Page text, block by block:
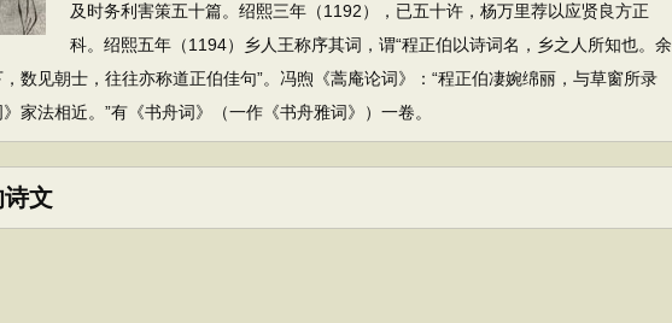
及时务利害策五十篇。绍熙三年（1192），已五十许，杨万里荐以应贤良方正
科。绍熙五年（1194）乡人王称序其词，谓“程正伯以诗词名，乡之人所知也。余
数见朝士，往往亦称道正伯佳句”。冯煦《蒿庵论词》：“程正伯凄婉绵丽，与草窗所录
》家法相近。”有《书舟词》（一作《书舟雅词》）一卷。
文